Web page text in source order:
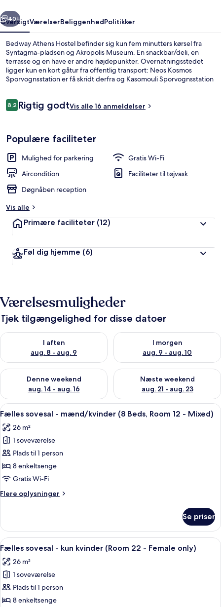
Næste
40+
OversigtVærelserBeliggenhedPolitikker
Bedway Athens Hostel befinder sig kun fem minutters kørsel fra
Syntagma-pladsen og Akropolis Museum. En snackbar/deli, en
terrasse og en have er andre højdepunkter. Overnatningsstedet
ligger kun en kort gåtur fra offentlig transport: Neos Kosmos
Sporvognsstation er få skridt derfra og Kasomouli Sporvognsstation
Anmeldelser
8,28,2 ud af 10.
Rigtig godtVis alle 16 anmeldelser
Populære faciliteter
Mulighed for parkering
Gratis Wi-Fi
Aircondition
Faciliteter til tøjvask
Døgnåben reception
Vis alle
Primære faciliteter (12)
Føl dig hjemme (6)
Værelsesmuligheder
Tjek tilgængelighed for disse datoer
I aften
aug. 8 - aug. 9
Tjek tilgængelighed for i aften aug. 8 - aug. 9
I morgen
aug. 9 - aug. 10
Tjek tilgængelighed for i
Denne weekend
aug. 14 - aug. 16
Tjek tilgængelighed for denne weekend aug. 14 - aug. 16
Næste weekend
aug. 21 - aug. 23
Tjek tilgængelighed for næste
Indlæs
alle
billeder
af
Fælles
sovesal
-
(8
12
-
Mixed)
En gang med køjesenge, en
18
Fælles sovesal - mænd/kvinder (8 Beds, Room 12 - Mixed)
26 m²
1 soveværelse
Plads til 1 person
8 enkeltsenge
Gratis Wi-Fi
Flere oplysninger
Flere
sovesal
mænd/kvinder
Beds,
Room
12
-
Mixed)
Se priser
Indlæs
alle
billeder
af
Fælles
sovesal
En gang med køjesenge, en
18
Fælles sovesal - kun kvinder (Room 22 - Female only)
26 m²
1 soveværelse
Plads til 1 person
8 enkeltsenge